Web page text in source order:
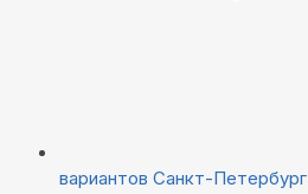
вариантов Санкт-Петербург